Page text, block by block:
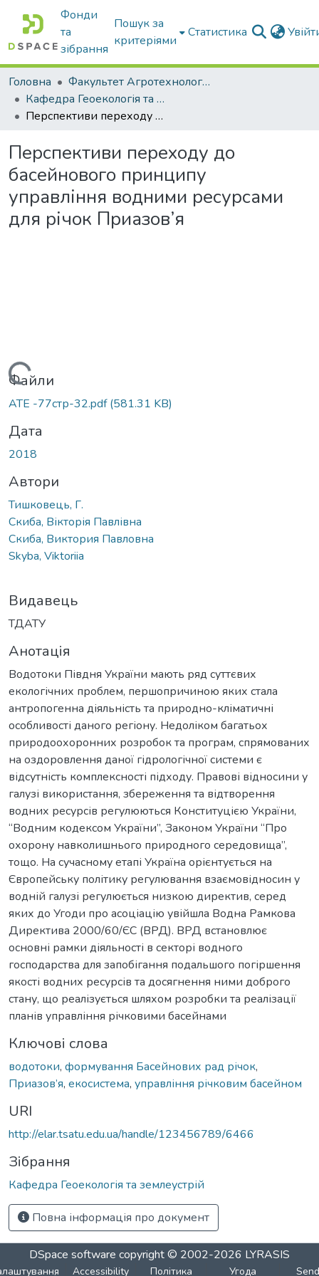
Фонди
та
зібрання
Пошук за
критеріями
Статистика
Головна
Факультет Агротехнологій та екології
Кафедра Геоекологія та землеустрій
Перспективи переходу до басейнового принципу управління водними ресурсами для річок Приазов’я
Перспективи переходу до
басейнового принципу
управління водними ресурсами
для річок Приазов’я
Вантажиться...
Файли
АТЕ -77стр-32.pdf(581.31 KB)
Дата
2018
Автори
Тишковець, Г.
Скиба, Вікторія Павлівна
Скиба, Виктория Павловна
Skyba, Viktoriia
Видавець
ТДАТУ
Анотація
Водотоки Півдня України мають ряд суттєвих
екологічних проблем, першопричиною яких стала
антропогенна діяльність та природно-кліматичні
особливості даного регіону. Недоліком багатьох
природоохоронних розробок та програм, спрямованих
на оздоровлення даної гідрологічної системи є
відсутність комплексності підходу. Правові відносини у
галузі використання, збереження та відтворення
водних ресурсів регулюються Конституцією України,
“Водним кодексом України”, Законом України “Про
охорону навколишнього природного середовища”,
тощо. На сучасному етапі Україна орієнтується на
Європейську політику регулювання взаємовідносин у
водній галузі регулюється низкою директив, серед
яких до Угоди про асоціацію увійшла Водна Рамкова
Директива 2000/60/ЄС (ВРД). ВРД встановлює
основні рамки діяльності в секторі водного
господарства для запобігання подальшого погіршення
якості водних ресурсів та досягнення ними доброго
стану, що реалізується шляхом розробки та реалізації
планів управління річковими басейнами
Ключові слова
водотоки, формування Басейнових рад річок,
Приазов’я, екосистема, управління річковим басейном
URI
http://elar.tsatu.edu.ua/handle/123456789/6466
Зібрання
Кафедра Геоекологія та землеустрій
Повна інформація про документ
DSpace software copyright © 2002-2026 LYRASIS
Accessibility Політика Угода Send